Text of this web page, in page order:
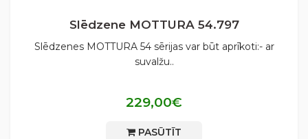
Slēdzene MOTTURA 54.797
Slēdzenes MOTTURA 54 sērijas var būt aprīkoti:- ar
suvalžu..
229,00€
PASŪTĪT